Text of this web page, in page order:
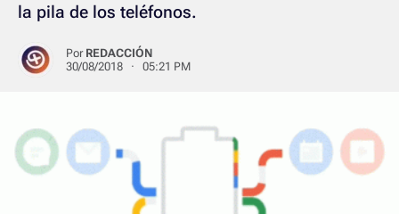
la pila de los teléfonos.
Por REDACCIÓN
30/08/2018 · 05:21 PM